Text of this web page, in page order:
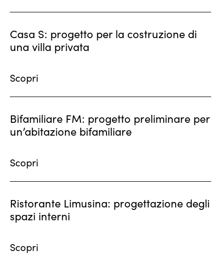
Casa S: progetto per la costruzione di
una villa privata
Scopri
Bifamiliare FM: progetto preliminare per
un’abitazione bifamiliare
Scopri
Ristorante Limusina: progettazione degli
spazi interni
Scopri